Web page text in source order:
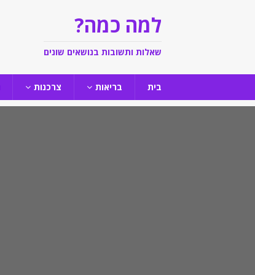
למה כמה?
שאלות ותשובות בנושאים שונים
בית בריאות צרכנות